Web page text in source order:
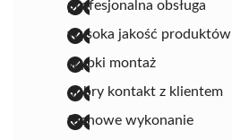
profesjonalna obsługa
wysoka jakość produktów
szybki montaż
dobry kontakt z klientem
fachowe wykonanie